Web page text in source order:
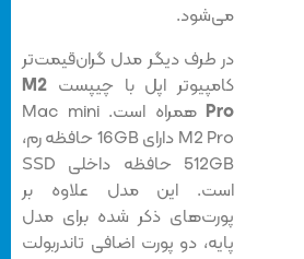
می‌شود.
در طرف دیگر مدل گران‌قیمت‌تر
کامپیوتر اپل با چیپستM2
همراه است. Mac mini
M2 Pro دارای 16GB حافظه رم،
512GB حافظه داخلی SSD
است. این مدل علاوه بر
پورت‌های ذکر شده برای مدل
پایه، دو پورت اضافی تاندربولت